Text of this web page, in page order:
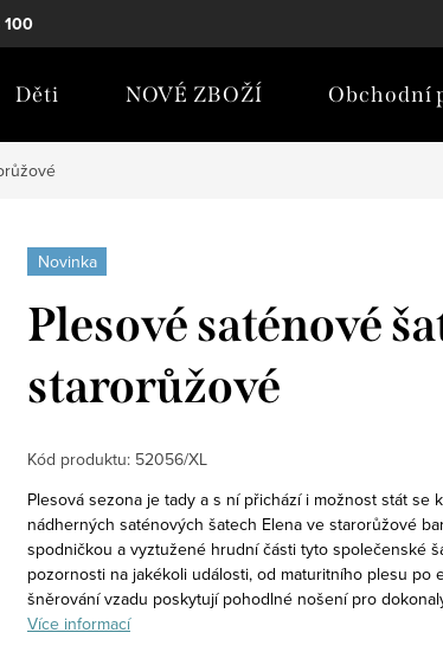
Cookies
Děti NOVÉ ZBOŽÍ Obchodní
Novinka
Plesové saténové
starorůžové
Kód produktu: 52056/XL
Plesová sezona je tady a s ní přichází i možnost stát se
nádherných saténových šatech Elena ve starorůžové
spodničkou a vyztužené hrudní části tyto společenské
pozornosti na jakékoli události, od maturitního plesu po
šněrování vzadu poskytují pohodlné nošení pro
Více informací